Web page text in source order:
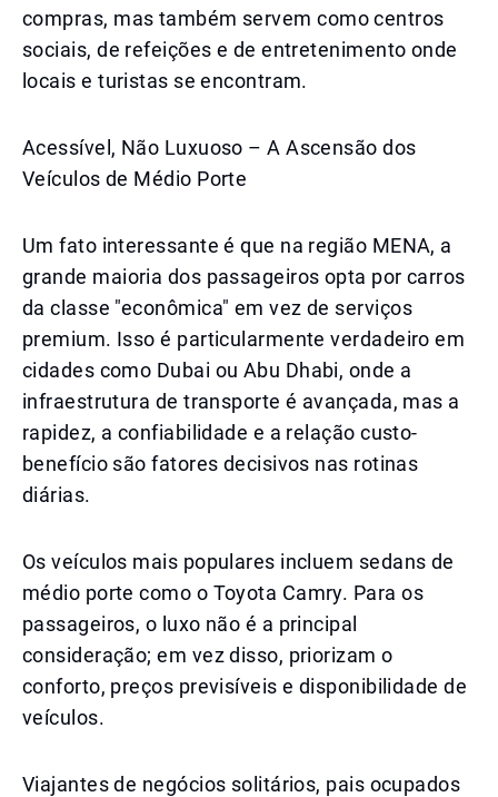
compras, mas também servem como centros
sociais, de refeições e de entretenimento onde
locais e turistas se encontram.
Acessível, Não Luxuoso – A Ascensão dos
Veículos de Médio Porte
Um fato interessante é que na região MENA, a
grande maioria dos passageiros opta por carros
da classe "econômica" em vez de serviços
premium. Isso é particularmente verdadeiro em
cidades como Dubai ou Abu Dhabi, onde a
infraestrutura de transporte é avançada, mas a
rapidez, a confiabilidade e a relação custo-
benefício são fatores decisivos nas rotinas
diárias.
Os veículos mais populares incluem sedans de
médio porte como o Toyota Camry. Para os
passageiros, o luxo não é a principal
consideração; em vez disso, priorizam o
conforto, preços previsíveis e disponibilidade de
veículos.
Viajantes de negócios solitários, pais ocupados